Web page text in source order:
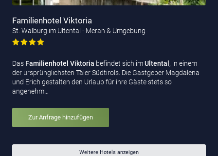
Familienhotel Viktoria
St. Walburg im Ultental - Meran & Umgebung
Das Familienhotel Viktoria befindet sich imUltental , in einem
der ursprünglichsten Täler Südtirols. Die Gastgeber Magdalena
und Erich gestalten den Urlaub für ihre Gäste stets so
angenehm…
Zur Anfrage hinzufügen
Weitere Hotels anzeigen